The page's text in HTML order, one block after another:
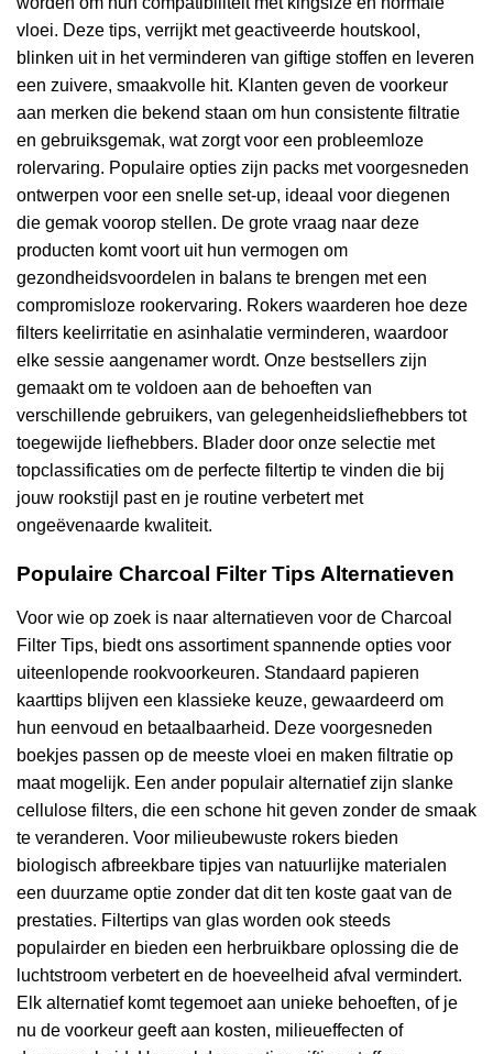
vloei. Deze tips, verrijkt met geactiveerde houtskool,
blinken uit in het verminderen van giftige stoffen en leveren
een zuivere, smaakvolle hit. Klanten geven de voorkeur
aan merken die bekend staan om hun consistente filtratie
en gebruiksgemak, wat zorgt voor een probleemloze
rolervaring. Populaire opties zijn packs met voorgesneden
ontwerpen voor een snelle set-up, ideaal voor diegenen
die gemak voorop stellen. De grote vraag naar deze
producten komt voort uit hun vermogen om
gezondheidsvoordelen in balans te brengen met een
compromisloze rookervaring. Rokers waarderen hoe deze
filters keelirritatie en asinhalatie verminderen, waardoor
elke sessie aangenamer wordt. Onze bestsellers zijn
gemaakt om te voldoen aan de behoeften van
verschillende gebruikers, van gelegenheidsliefhebbers tot
toegewijde liefhebbers. Blader door onze selectie met
topclassificaties om de perfecte filtertip te vinden die bij
jouw rookstijl past en je routine verbetert met
ongeëvenaarde kwaliteit.
Populaire Charcoal Filter Tips Alternatieven
Voor wie op zoek is naar alternatieven voor de Charcoal
Filter Tips, biedt ons assortiment spannende opties voor
uiteenlopende rookvoorkeuren. Standaard papieren
kaarttips blijven een klassieke keuze, gewaardeerd om
hun eenvoud en betaalbaarheid. Deze voorgesneden
boekjes passen op de meeste vloei en maken filtratie op
maat mogelijk. Een ander populair alternatief zijn slanke
cellulose filters, die een schone hit geven zonder de smaak
te veranderen. Voor milieubewuste rokers bieden
biologisch afbreekbare tipjes van natuurlijke materialen
een duurzame optie zonder dat dit ten koste gaat van de
prestaties. Filtertips van glas worden ook steeds
populairder en bieden een herbruikbare oplossing die de
luchtstroom verbetert en de hoeveelheid afval vermindert.
Elk alternatief komt tegemoet aan unieke behoeften, of je
nu de voorkeur geeft aan kosten, milieueffecten of